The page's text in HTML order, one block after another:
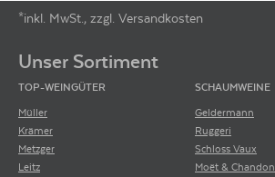
*inkl. MwSt., zzgl. Versandkosten
Unser Sortiment
TOP-WEINGÜTER
Müller
Krämer
Metzger
Leitz
SCHAUMWEINE
Geldermann
Ruggeri
Schloss Vaux
Moët & Chandon